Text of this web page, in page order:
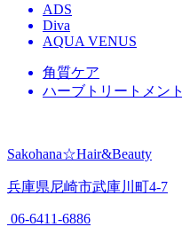
ADS
Diva
AQUA VENUS
角質ケア
ハーブトリートメント
Sakohana☆Hair&Beauty
兵庫県尼崎市武庫川町4-7
06-6411-6886